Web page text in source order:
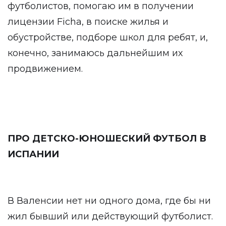
футболистов, помогаю им в получении
лицензии Ficha, в поиске жилья и
обустройстве, подборе школ для ребят, и,
конечно, занимаюсь дальнейшим их
продвижением.
ПРО ДЕТСКО-ЮНОШЕСКИЙ ФУТБОЛ В
ИСПАНИИ
В Валенсии нет ни одного дома, где бы ни
жил бывший или действующий футболист.